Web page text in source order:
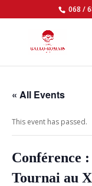
068 /
« All Events
This event has passed.
Conférence
Tournai au